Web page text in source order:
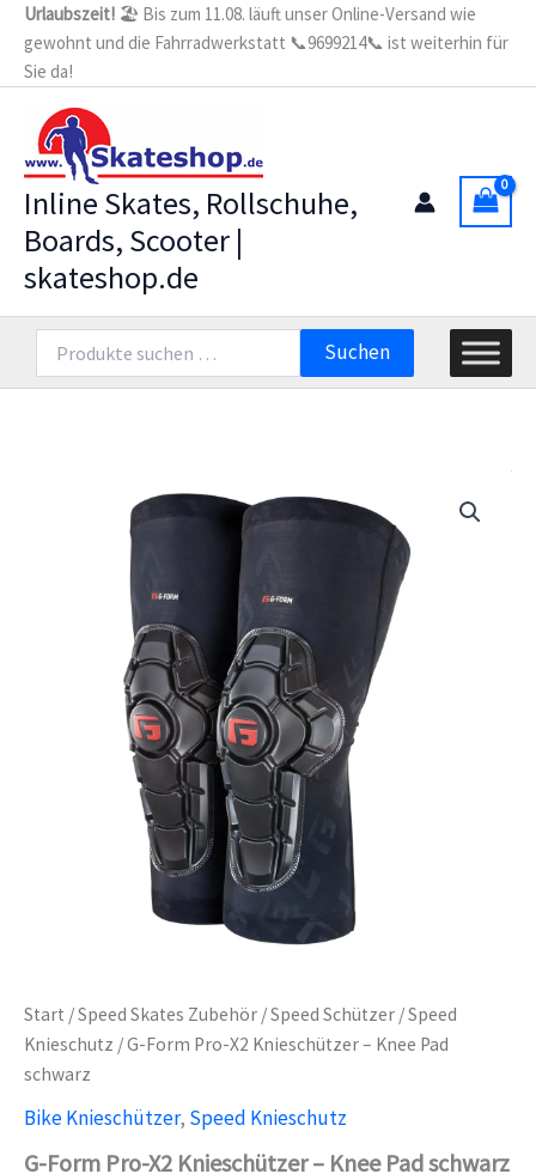
Zum
Inhalt
springen
Urlaubszeit! 🏖️ Bis zum 11.08. läuft unser Online-Versand wie
gewohnt und die Fahrradwerkstatt 📞9699214📞 ist weiterhin für
Sie da!
Inline Skates, Rollschuhe,
Boards, Scooter |
skateshop.de
nach:
Suchen
Start /Speed Skates Zubehör /Speed Schützer /Speed
Knieschutz / G-Form Pro-X2 Knieschützer – Knee Pad
schwarz
Bike Knieschützer, Speed Knieschutz
G-Form Pro-X2 Knieschützer – Knee Pad schwarz